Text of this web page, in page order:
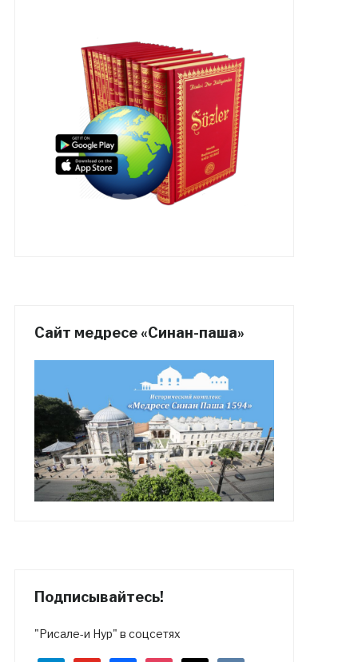
Сайт медресе «Синан-паша»
Подписывайтесь!
"Рисале-и Нур" в соцсетях